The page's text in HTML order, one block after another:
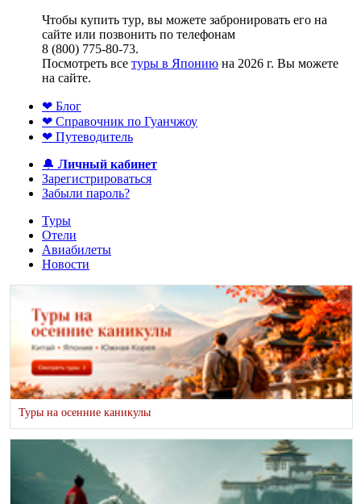
Чтобы купить тур, вы можете забронировать его на
сайте или позвонить по телефонам
8 (800) 775-80-73.
Посмотреть все туры в Японию на 2026 г. Вы можете
на сайте.
❤ Блог
❤ Справочник по Гуанчжоу
❤ Путеводитель
🔔 Личный кабинет
Зарегистрироваться
Забыли пароль?
Туры
Отели
Авиабилеты
Новости
Туры на осенние каникулы